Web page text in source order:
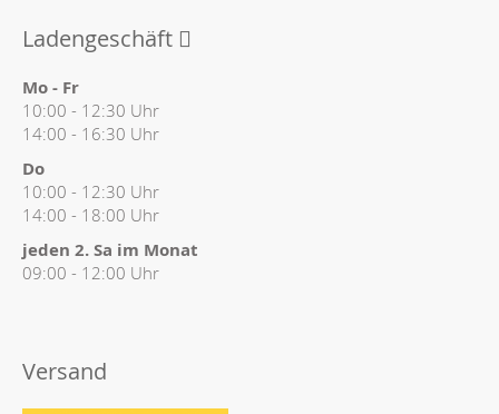
Ladengeschäft
Mo - Fr
10:00 - 12:30 Uhr
14:00 - 16:30 Uhr
Do
10:00 - 12:30 Uhr
14:00 - 18:00 Uhr
jeden 2. Sa im Monat
09:00 - 12:00 Uhr
Versand